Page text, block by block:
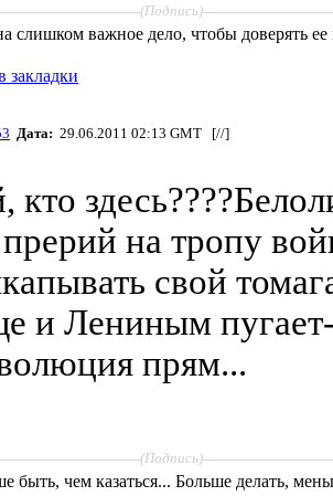
(Подпись)
слишком важное дело, чтобы доверять
закладки
Дата: 29.06.2011 02:13 GMT [//]
кто
на тропу
свой
и Лениным пугает-
прям...
(Подпись)
быть, чем казаться... Больше делать,